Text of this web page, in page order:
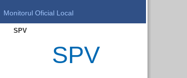
Monitorul Oficial Local
SPV
SPV